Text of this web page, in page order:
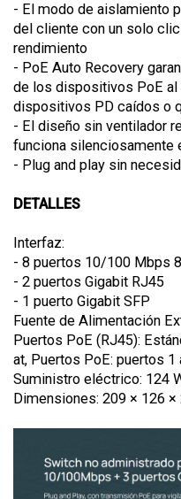
- El modo de aislamiento
del cliente con un solo
rendimiento
- PoE Auto Recovery
de los dispositivos PoE
dispositivos PD caídos o
- El diseño sin ventilador
funciona silenciosamente
- Plug and play sin
DETALLES
Interfaz:
- 8 puertos 10/100 Mbps
- 2 puertos Gigabit RJ45
- 1 puerto Gigabit SFP
Fuente de Alimentación
Puertos PoE (RJ45):
at, Puertos PoE: puertos
Suministro eléctrico: 124
Dimensiones: 209 × 126